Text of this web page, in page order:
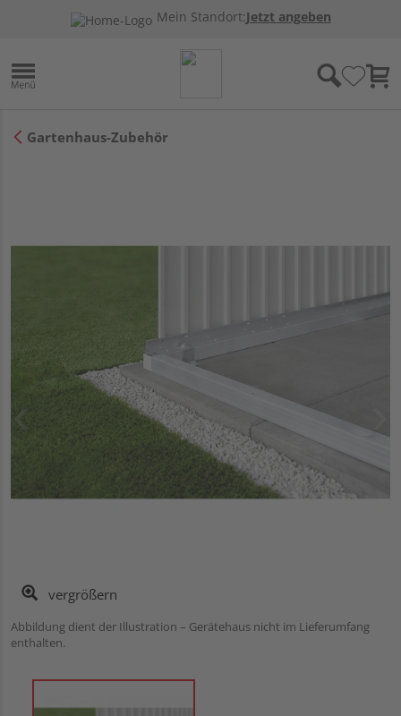
Mein Standort:Jetzt angeben
Gartenhaus-Zubehör
vergrößern
Abbildung dient der Illustration – Gerätehaus nicht im Lieferumfang
enthalten.